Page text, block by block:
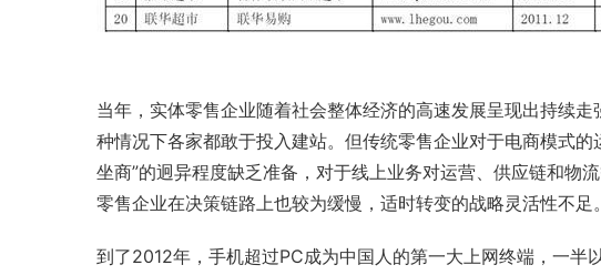
当年，实体零售企业随着社会整体经济的高速发展呈现出持续
种情况下各家都敢于投入建站。但传统零售企业对于电商模式
坐商”的迥异程度缺乏准备，对于线上业务对运营、供应链和物
零售企业在决策链路上也较为缓慢，适时转变的战略灵活性不足。
到了2012年，手机超过PC成为中国人的第一大上网终端，一半